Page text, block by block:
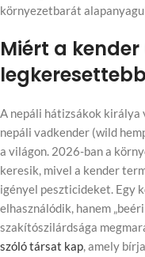
környezetbarát
Miért a
A nepáli hátizsákok
nepáli vadkender (wild
a világon. 2026-ban a
keresik, mivel a kender
igényel peszticideket. Egy
elhasználódik, hanem
szakítószilárdsága
szóló társat kap, amely